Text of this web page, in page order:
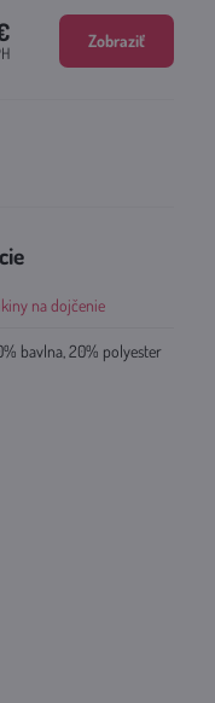
na dojčenie
bavlna, 20% polyester
Zobraziť